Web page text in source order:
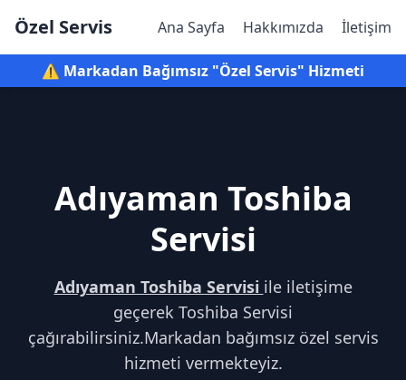
Özel Servis Ana Sayfa Hakkımızda İletişim
⚠️ Markadan Bağımsız "Özel Servis" Hizmeti
Adıyaman Toshiba
Servisi
Adıyaman Toshiba Servisi ile iletişime
geçerek Toshiba Servisi
çağırabilirsiniz.Markadan bağımsız özel servis
hizmeti vermekteyiz.